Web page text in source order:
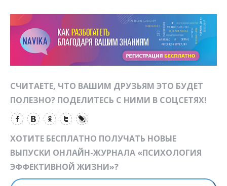
СЧИТАЕТЕ, ЧТО ВАШИМ ДРУЗЬЯМ ЭТО БУДЕТ
ПОЛЕЗНО? ПОДЕЛИТЕСЬ С НИМИ В СОЦСЕТЯХ!
ХОТИТЕ БЕСПЛАТНО ПОЛУЧАТЬ НОВЫЕ
ВЫПУСКИ ОНЛАЙН-ЖУРНАЛА «ПСИХОЛОГИЯ
ЭФФЕКТИВНОЙ ЖИЗНИ»?